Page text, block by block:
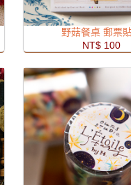
野菇餐桌 郵票
NT$ 100